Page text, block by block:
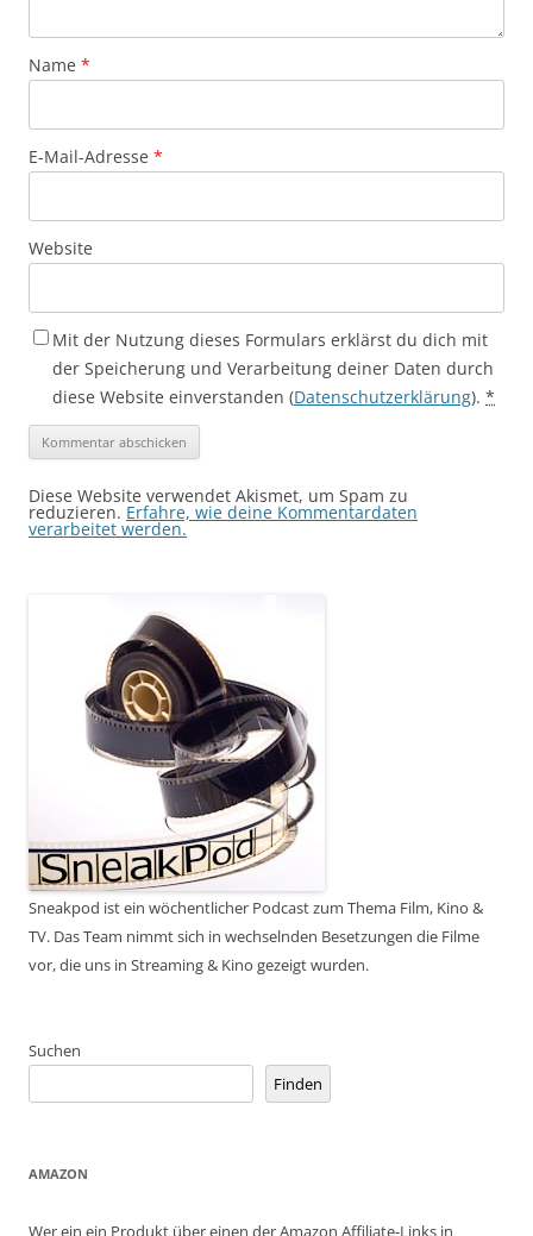
Name *
E-Mail-Adresse *
Website
Mit der Nutzung dieses Formulars erklärst du dich mit
der Speicherung und Verarbeitung deiner Daten durch
diese Website einverstanden (Datenschutzerklärung). *
Diese Website verwendet Akismet, um Spam zu
reduzieren. Erfahre, wie deine Kommentardaten
verarbeitet werden.
Sneakpod ist ein wöchentlicher Podcast zum Thema Film, Kino &
TV. Das Team nimmt sich in wechselnden Besetzungen die Filme
vor, die uns in Streaming & Kino gezeigt wurden.
Suchen
Finden
AMAZON
Wer ein ein Produkt über einen der Amazon Affiliate-Links in